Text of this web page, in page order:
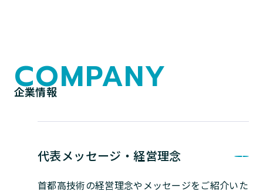
COMPANY
企業情報
代表メッセージ・経営理念
首都高技術の経営理念やメッセージをご紹介いた